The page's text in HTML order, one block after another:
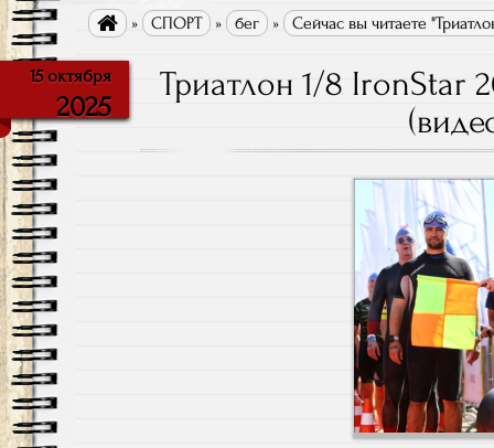
 » СПОРТ » бег » Сейчас вы читаете
15 октября
2025
Триатлон 1/8 IronStar